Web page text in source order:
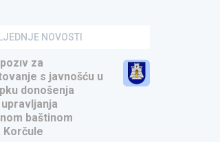
NOVOSTI
za
s javnošću u
donošenja
baštinom
Korčule